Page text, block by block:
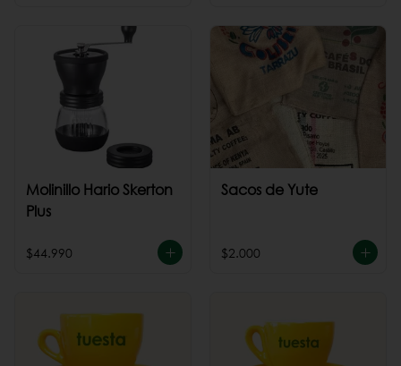
Molinillo Hario Skerton
Plus
$44.990
Sacos de Yute
$2.000